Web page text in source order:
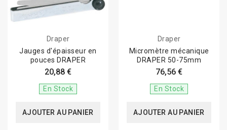
Draper
Jauges d'épaisseur en
pouces DRAPER
20,88 €
En Stock
AJOUTER AU PANIER
Draper
Micromètre mécanique
DRAPER 50-75mm
76,56 €
En Stock
AJOUTER AU PANIER